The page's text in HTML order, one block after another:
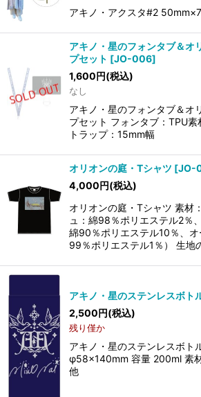
絞り込む
アキノ・アクスタ#2
アキノ・星のフォンタブ＆オ
プセット [JO-006]
1,600円(税込)
なし
アキノ・星のフォンタブ＆オ
プセット フォンタブ：TPU
トラップ：15mm幅
オリオンの庭・Tシャツ [JO-
4,000円(税込)
オリオンの庭・Tシャツ 素材
ュ：綿98％ポリエステル2％
綿90％ポリエステル10％、
99％ポリエステル1％） 生地
アキノ・星のステンレスボト
2,500円(税込)
残り僅か
アキノ・星のステンレスボト
φ58×140mm 容量 200ml 素材
他